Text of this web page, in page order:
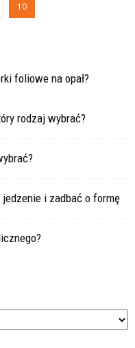
10
foliowe na opał?
rodzaj wybrać?
i zadbać o formę